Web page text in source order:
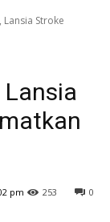
Lansia Stroke
Lansia
pm 0
253